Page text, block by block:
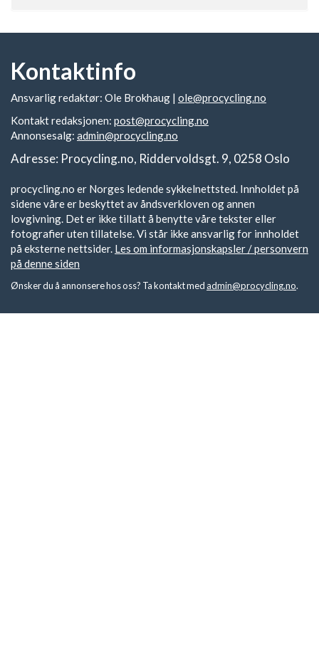
Kontaktinfo
Ansvarlig redaktør: Ole Brokhaug | ole@procycling.no
Kontakt redaksjonen: post@procycling.no
Annonsesalg: admin@procycling.no
Adresse: Procycling.no, Riddervoldsgt. 9, 0258 Oslo
procycling.no er Norges ledende sykkelnettsted. Innholdet på
sidene våre er beskyttet av åndsverkloven og annen
lovgivning. Det er ikke tillatt å benytte våre tekster eller
fotografier uten tillatelse. Vi står ikke ansvarlig for innholdet
på eksterne nettsider. Les om informasjonskapsler / personvern
på denne siden
Ønsker du å annonsere hos oss? Ta kontakt medadmin@procycling.no.